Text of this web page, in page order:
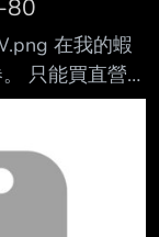
額10%的一卡
通官網說明。
，限時不限
80
在我的蝦
只能買直營
。 我已經領
疊新品七折
少數能讓你
BePTT on my